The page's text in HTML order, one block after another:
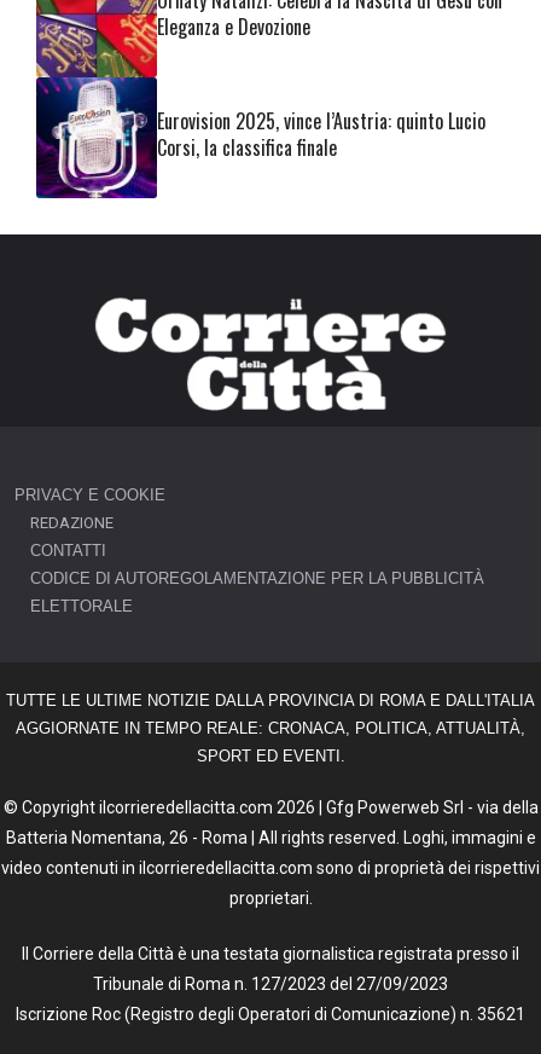
Eleganza e Devozione
Eurovision 2025, vince l’Austria: quinto Lucio
Corsi, la classifica finale
PRIVACY E COOKIE
REDAZIONE
CONTATTI
CODICE DI AUTOREGOLAMENTAZIONE PER LA PUBBLICITÀ
ELETTORALE
TUTTE LE ULTIME NOTIZIE DALLA PROVINCIA DI ROMA E DALL'ITALIA
AGGIORNATE IN TEMPO REALE: CRONACA, POLITICA, ATTUALITÀ,
SPORT ED EVENTI.
© Copyright ilcorrieredellacitta.com 2026 | Gfg Powerweb Srl - via della
Batteria Nomentana, 26 - Roma | All rights reserved. Loghi, immagini e
video contenuti in ilcorrieredellacitta.com sono di proprietà dei rispettivi
proprietari.
Il Corriere della Città è una testata giornalistica registrata presso il
Tribunale di Roma n. 127/2023 del 27/09/2023
Iscrizione Roc (Registro degli Operatori di Comunicazione) n. 35621